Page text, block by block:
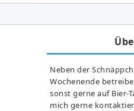
Neben der
Wochenende
sonst gerne auf Bier-
mich gerne